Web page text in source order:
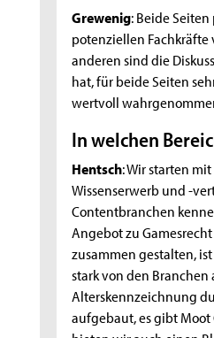
Grewenig: Beide
potenziellen Fachkräfte
anderen sind die
hat, für beide Seiten
wertvoll
In welchen
Hentsch: Wir starten
Wissenserwerb und -
Contentbranchen
Angebot zu
zusammen gestalten,
stark von den
Alterskennzeichnung
aufgebaut, es gibt Moot